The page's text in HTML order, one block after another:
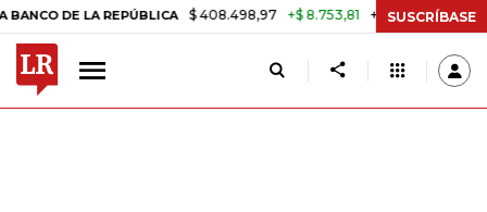
LA REPÚBLICA $ 408.498,97 +$ 8.753,81 +2,19% TASA DE USURA
SUSCRÍBASE